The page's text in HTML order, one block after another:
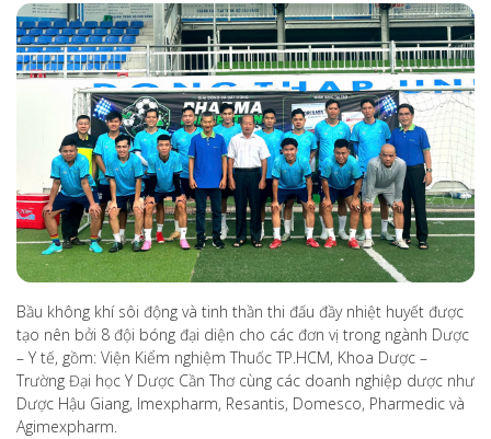
Bầu không khí sôi động và tinh thần thi đấu đầy nhiệt huyết được
tạo nên bởi 8 đội bóng đại diện cho các đơn vị trong ngành Dược
– Y tế, gồm: Viện Kiểm nghiệm Thuốc TP.HCM, Khoa Dược –
Trường Đại học Y Dược Cần Thơ cùng các doanh nghiệp dược như
Dược Hậu Giang, Imexpharm, Resantis, Domesco, Pharmedic và
Agimexpharm.